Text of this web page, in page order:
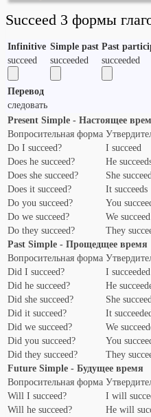
Succeed 3 формы
Infinitive Simple past Past
succeed
succeeded succeeded
Перевод
следовать
Present Simple - Настоящее
Вопросительная форма
Do I succeed?
I succeed
Does he succeed?
He
Does she succeed?
She
Does it succeed?
It succeeds
Do you succeed?
You
Do we succeed?
We succeed
Do they succeed?
They
Past Simple - Прощедщее время
Вопросительная форма
Did I succeed?
I succeeded
Did he succeed?
He
Did she succeed?
She
Did it succeed?
It
Did we succeed?
We
Did you succeed?
You
Did they succeed?
They
Future Simple - Будущее время
Вопросительная форма
Will I succeed?
I will
Will he succeed?
He will